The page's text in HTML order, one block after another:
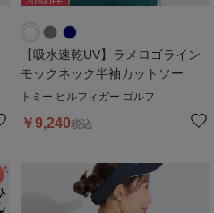
【吸水速乾UV】ラメロゴライン
モックネック半袖カットソー
トミー ヒルフィガー ゴルフ
￥9,240税込